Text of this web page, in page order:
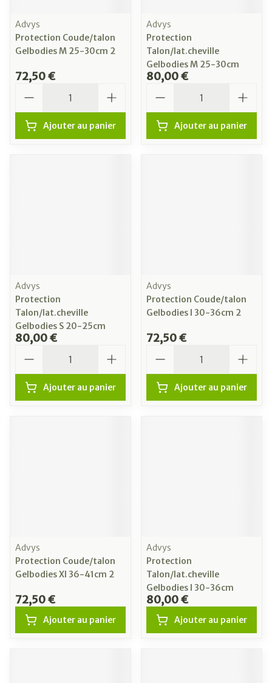
Advys
Protection Coude/talon
Gelbodies M 25-30cm 2
72,50 €
Ajouter au panier
Advys
Protection
Talon/lat.cheville
Gelbodies M 25-30cm
80,00 €
Ajouter au panier
Advys
Protection
Talon/lat.cheville
Gelbodies S 20-25cm
80,00 €
Ajouter au panier
Advys
Protection Coude/talon
Gelbodies l 30-36cm 2
72,50 €
Ajouter au panier
Advys
Protection Coude/talon
Gelbodies Xl 36-41cm 2
72,50 €
Ajouter au panier
Advys
Protection
Talon/lat.cheville
Gelbodies l 30-36cm
80,00 €
Ajouter au panier